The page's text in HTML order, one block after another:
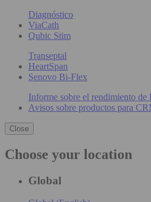
Diagnóstico
ViaCath
Qubic Stim
Transeptal
HeartSpan
Senovo Bi-Flex
Informe sobre el rendimiento
Avisos sobre productos para
Close
Choose your location
Global